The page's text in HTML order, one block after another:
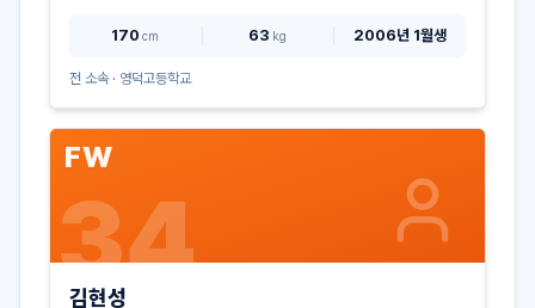
170 cm 63 kg 2006년 1월생
전 소속 · 영덕고등학교
FW
34
김현성